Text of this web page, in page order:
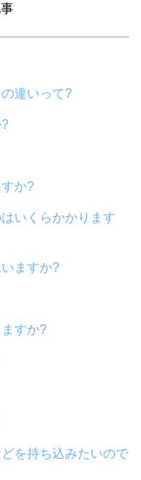
違いって?
か?
いくらかかります
ますか?
すか?
を持ち込みたいので